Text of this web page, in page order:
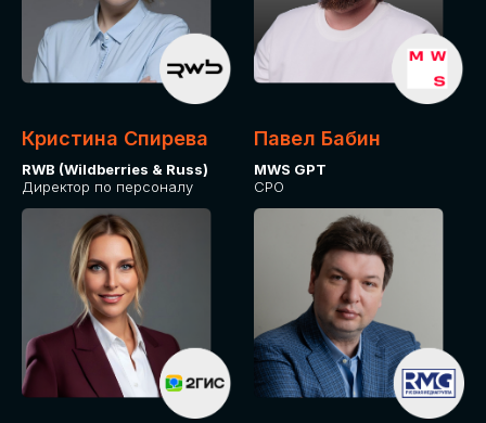
Кристина Спирева
RWB (Wildberries & Russ)
Директор по персоналу
Павел Бабин
MWS GPT
CPO